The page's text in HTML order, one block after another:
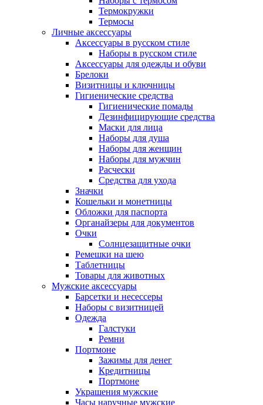
Термокружки
Термосы
Личные аксессуары
Аксессуары в русском стиле
Наборы в русском стиле
Аксессуары для одежды и обуви
Брелоки
Визитницы и ключницы
Гигиенические средства
Гигиенические помады
Дезинфицирующие средства
Маски для лица
Наборы для душа
Наборы для женщин
Наборы для мужчин
Расчески
Средства для ухода
Значки
Кошельки и монетницы
Обложки для паспорта
Органайзеры для документов
Очки
Солнцезащитные очки
Ремешки на шею
Таблетницы
Товары для животных
Мужские аксессуары
Барсетки и несессеры
Наборы с визитницей
Одежда
Галстуки
Ремни
Портмоне
Зажимы для денег
Кредитницы
Портмоне
Украшения мужские
Часы наручные мужские